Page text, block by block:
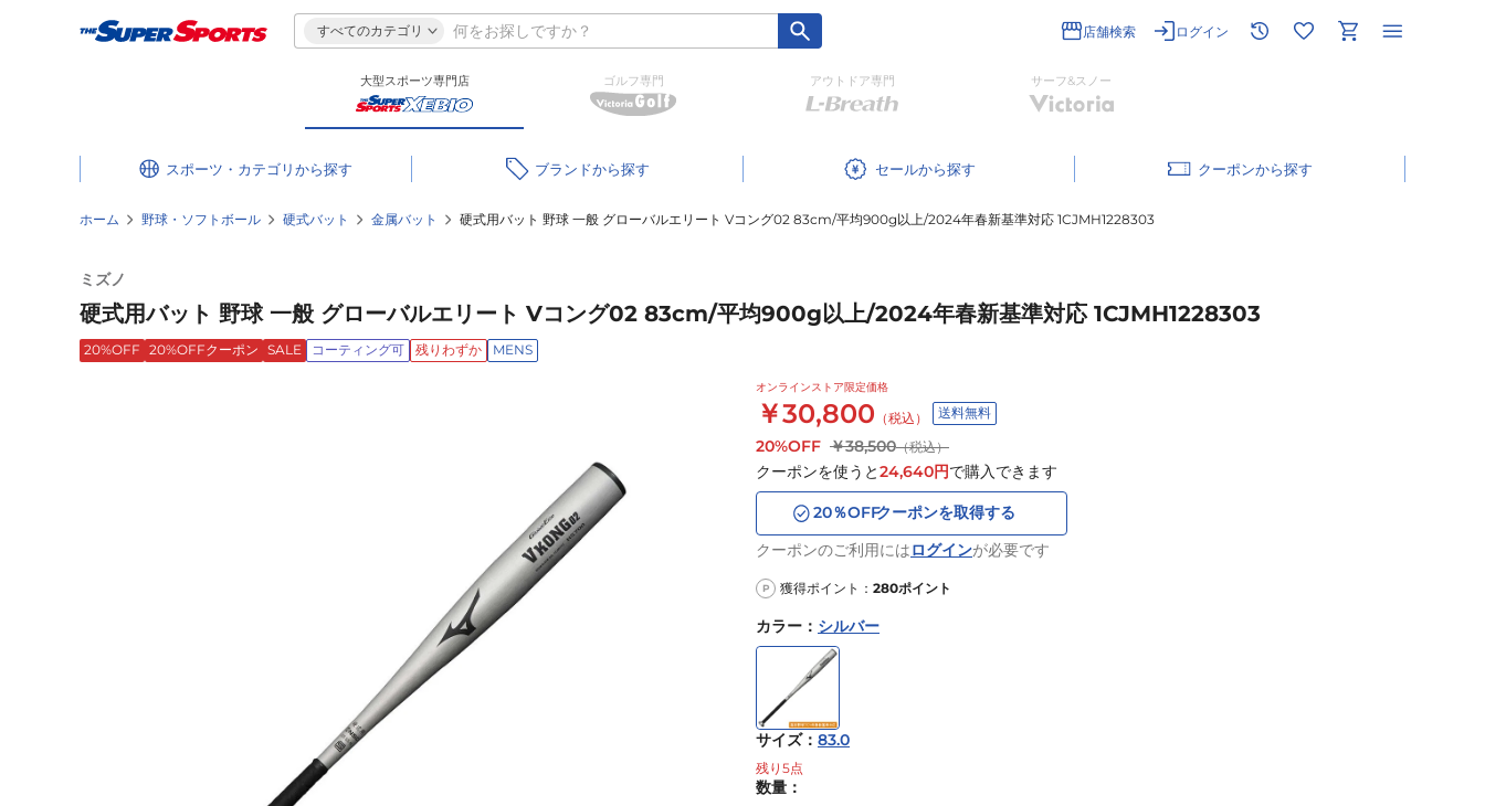
すべてのカテゴリ 店舗検索 ログイン
大型スポーツ専門店 ゴルフ専門 アウトドア専門 サーフ&スノー
スポーツ・カテゴリ ブランド セール クーポン
ホーム 野球・ソフトボール 硬式バット 金属バット 硬式用バット 野球 一般 グローバルエリート Vコング02 83cm/平均900g以上/2024年春新基準対応 1CJMH1228303
ミズノ
硬式用バット 野球 一般 グローバルエリート Vコング02 83cm/平均900g以上/2024年春新基準対応 1CJMH1228303
20%OFF 20%OFFクーポン SALE コーティング可 残りわずか MENS
オンラインストア限定価格
￥30,800 （税込） 送料無料
20%OFF ￥38,500（税込）
クーポンを使うと24,640円で購入できます
20％OFFクーポンを取得する
クーポンのご利用にはログインが必要です
P 獲得ポイント： 280ポイント
カラー ： シルバー
サイズ： 83.0
残り 5点
数量：